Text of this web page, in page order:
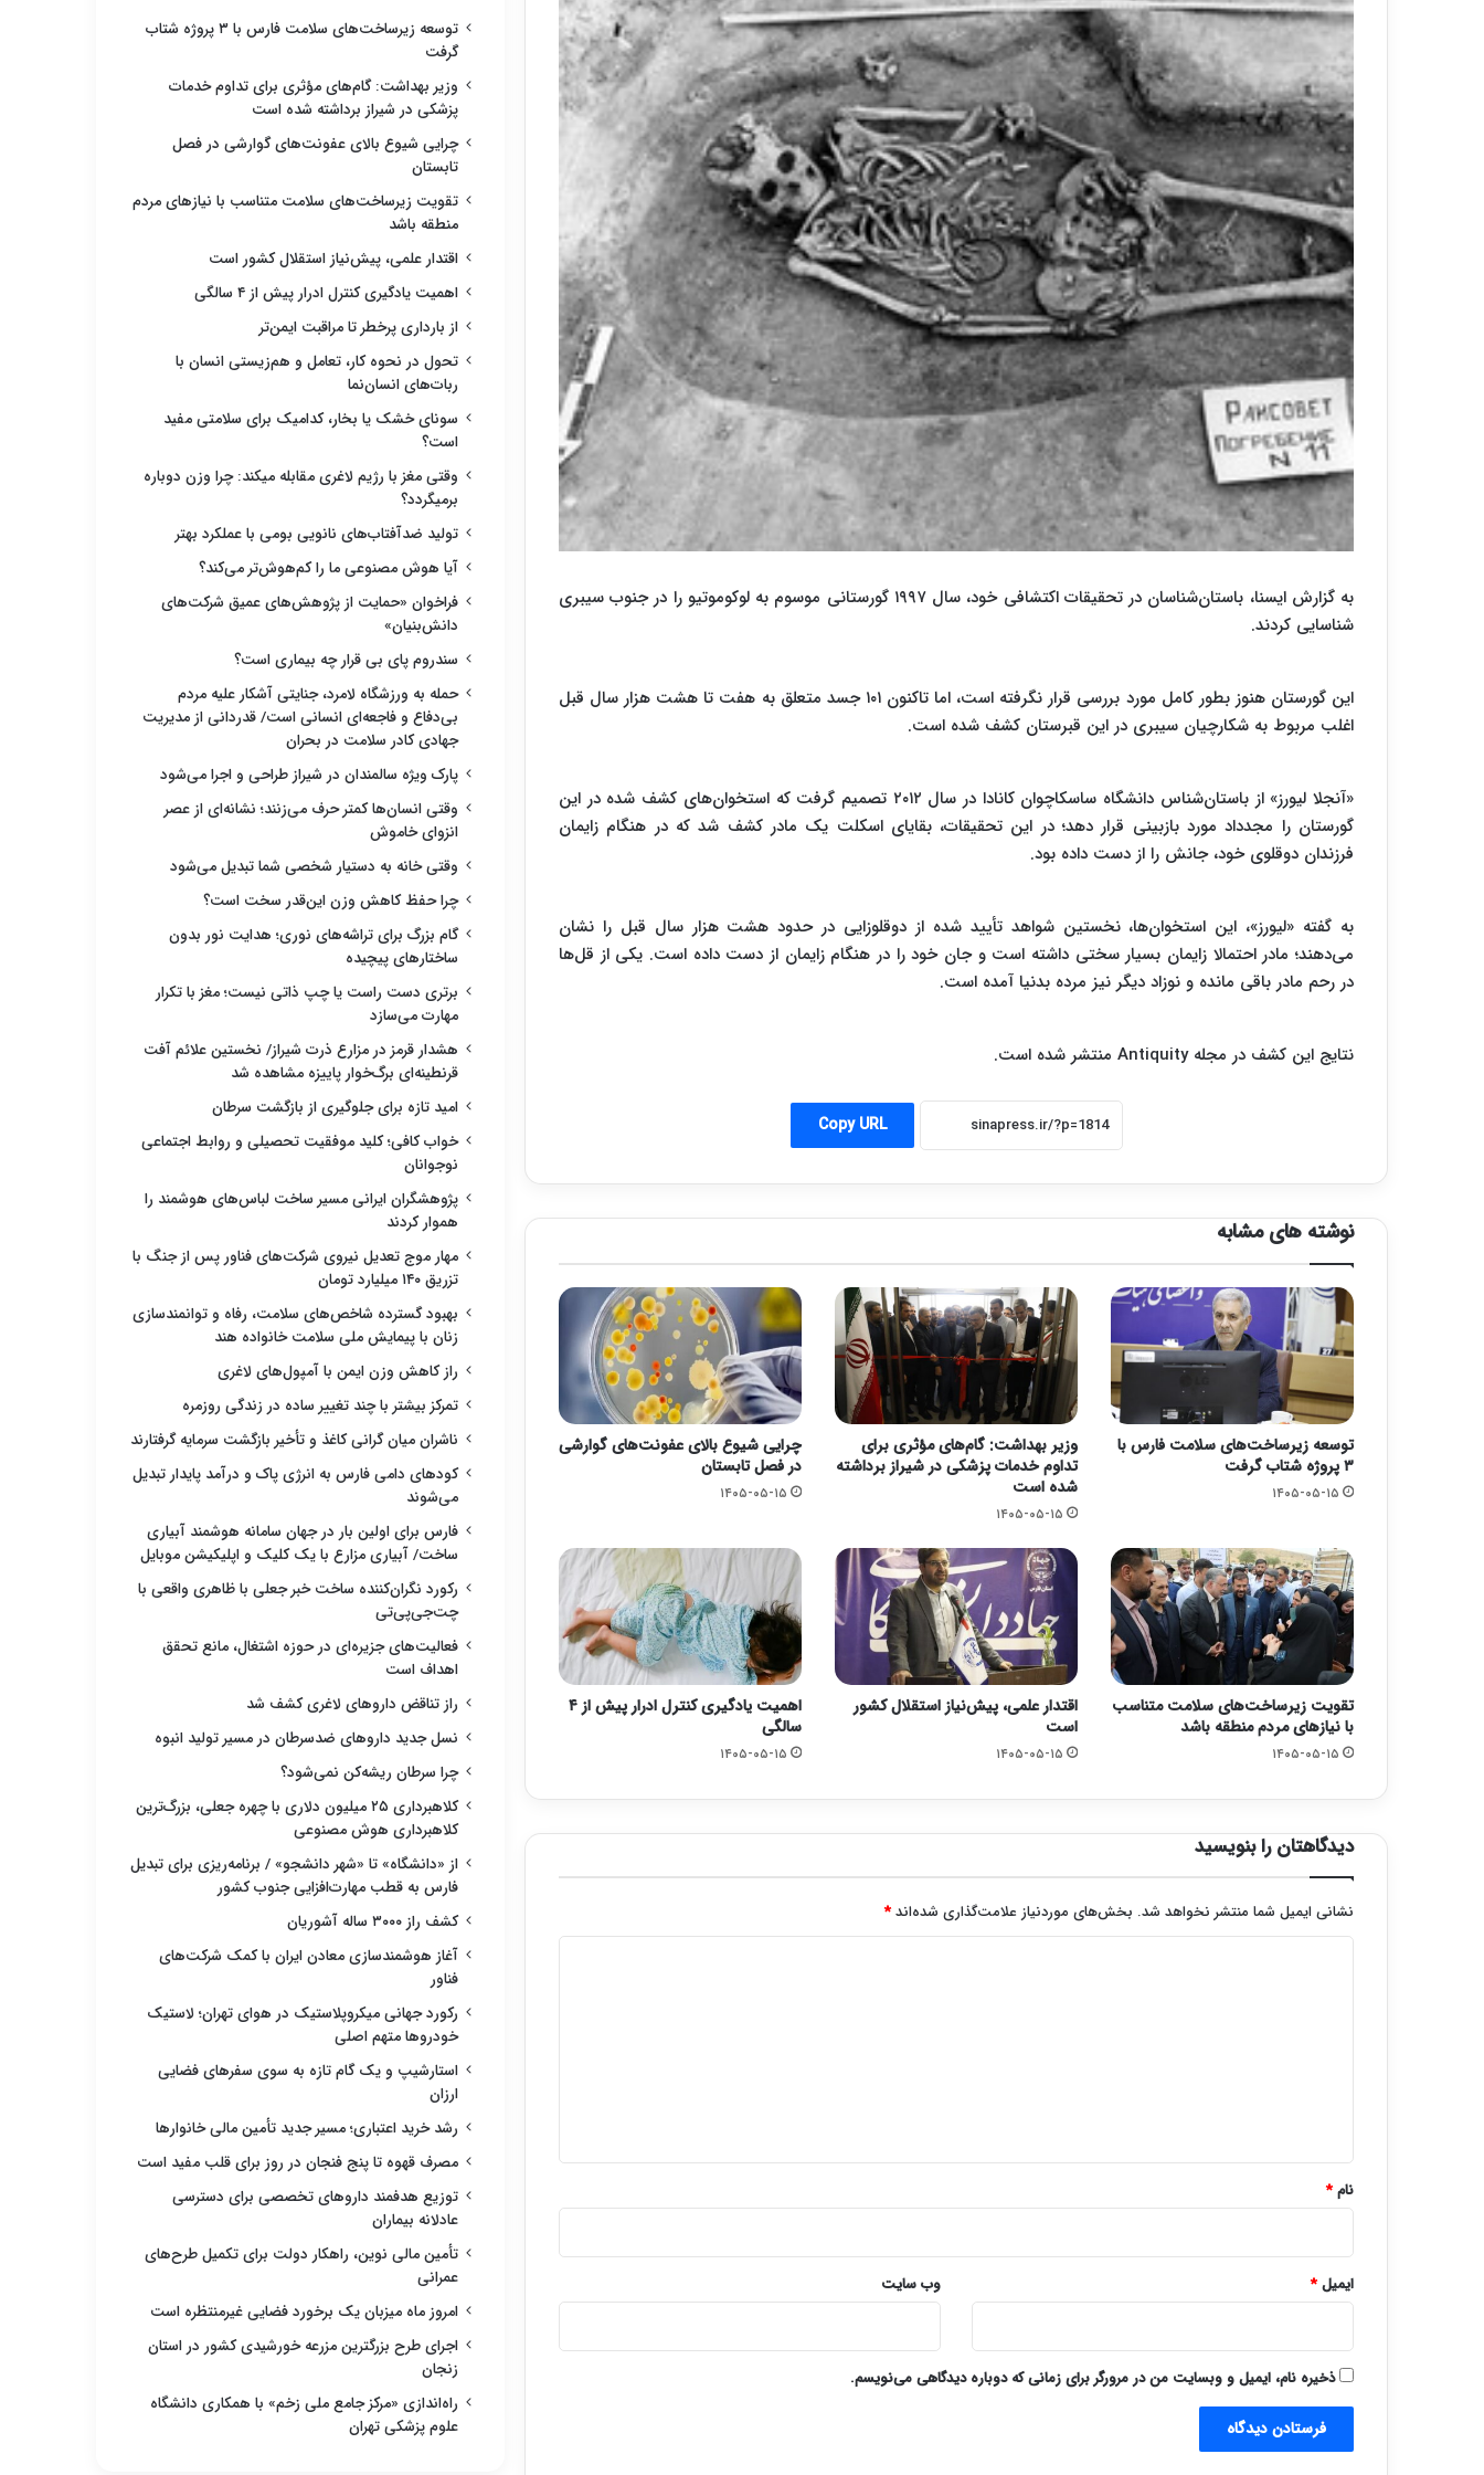
به گزارش ایسنا، باستان‌شناسان در تحقیقات اکتشافی خود، سال ۱۹۹۷ گورستانی موسوم به لوکوموتیو را در جنوب سیبری
شناسایی کردند.
این گورستان هنوز بطور کامل مورد بررسی قرار نگرفته است، اما تاکنون ۱۰۱ جسد متعلق به هفت تا هشت هزار سال قبل
اغلب مربوط به شکارچیان سیبری در این قبرستان کشف شده است.
«آنجلا لیورز» از باستان‌شناس دانشگاه ساسکاچوان کانادا در سال ۲۰۱۲ تصمیم گرفت که استخوان‌های کشف شده در این
گورستان را مجدداد مورد بازبینی قرار دهد؛ در این تحقیقات، بقایای اسکلت یک مادر کشف شد که در هنگام زایمان
فرزندان دوقلوی خود، جانش را از دست داده بود.
به گفته «لیورز»، این استخوان‌ها، نخستین شواهد تأیید شده از دوقلوزایی در حدود هشت هزار سال قبل را نشان
می‌دهند؛ مادر احتمالا زایمان بسیار سختی داشته است و جان خود را در هنگام زایمان از دست داده است. یکی از قل‌ها
در رحم مادر باقی مانده و نوزاد دیگر نیز مرده بدنیا آمده است.
نتایج این کشف در مجله Antiquity منتشر شده است.
Copy URL
نوشته های مشابه
توسعه زیرساخت‌های سلامت فارس با
۳ پروژه شتاب گرفت
۱۴۰۵-۰۵-۱۵
وزیر بهداشت: گام‌های مؤثری برای
تداوم خدمات پزشکی در شیراز برداشته
شده است
۱۴۰۵-۰۵-۱۵
چرایی شیوع بالای عفونت‌های گوارشی
در فصل تابستان
۱۴۰۵-۰۵-۱۵
تقویت زیرساخت‌های سلامت متناسب
با نیازهای مردم منطقه باشد
۱۴۰۵-۰۵-۱۵
اقتدار علمی، پیش‌نیاز استقلال کشور
است
۱۴۰۵-۰۵-۱۵
اهمیت یادگیری کنترل ادرار پیش از ۴
سالگی
۱۴۰۵-۰۵-۱۵
دیدگاهتان را بنویسید
نشانی ایمیل شما منتشر نخواهد شد. بخش‌های موردنیاز علامت‌گذاری شده‌اند*
نام*
ایمیل* وب‌ سایت
ذخیره نام، ایمیل و وبسایت من در مرورگر برای زمانی که دوباره دیدگاهی می‌نویسم.
توسعه زیرساخت‌های سلامت فارس با ۳ پروژه شتاب
گرفت
وزیر بهداشت: گام‌های مؤثری برای تداوم خدمات
پزشکی در شیراز برداشته شده است
چرایی شیوع بالای عفونت‌های گوارشی در فصل
تابستان
تقویت زیرساخت‌های سلامت متناسب با نیازهای مردم
منطقه باشد
اقتدار علمی، پیش‌نیاز استقلال کشور است
اهمیت یادگیری کنترل ادرار پیش از ۴ سالگی
از بارداری پرخطر تا مراقبت ایمن‌تر
تحول در نحوه کار، تعامل و هم‌زیستی انسان با
ربات‌های انسان‌نما
سونای خشک یا بخار، کدامیک برای سلامتی مفید
است؟
وقتی مغز با رژیم لاغری مقابله میکند: چرا وزن دوباره
برمیگردد؟
تولید ضدآفتاب‌های نانویی بومی با عملکرد بهتر
آیا هوش مصنوعی ما را کم‌هوش‌تر می‌کند؟
فراخوان «حمایت از پژوهش‌های عمیق شرکت‌های
دانش‌بنیان»
سندروم پای بی قرار چه بیماری است؟
حمله به ورزشگاه لامرد، جنایتی آشکار علیه مردم
بی‌دفاع و فاجعه‌ای انسانی است/ قدردانی از مدیریت
جهادی کادر سلامت در بحران
پارک ویژه سالمندان در شیراز طراحی و اجرا می‌شود
وقتی انسان‌ها کمتر حرف می‌زنند؛ نشانه‌ای از عصر
انزوای خاموش
وقتی خانه به دستیار شخصی شما تبدیل می‌شود
چرا حفظ کاهش وزن این‌قدر سخت است؟
گام بزرگ برای تراشه‌های نوری؛ هدایت نور بدون
ساختارهای پیچیده
برتری دست راست یا چپ ذاتی نیست؛ مغز با تکرار
مهارت می‌سازد
هشدار قرمز در مزارع ذرت شیراز/ نخستین علائم آفت
قرنطینه‌ای برگ‌خوار پاییزه مشاهده شد
امید تازه برای جلوگیری از بازگشت سرطان
خواب کافی؛ کلید موفقیت تحصیلی و روابط اجتماعی
نوجوانان
پژوهشگران ایرانی مسیر ساخت لباس‌های هوشمند را
هموار کردند
مهار موج تعدیل نیروی شرکت‌های فناور پس از جنگ با
تزریق ۱۴۰ میلیارد تومان
بهبود گسترده شاخص‌های سلامت، رفاه و توانمندسازی
زنان با پیمایش ملی سلامت خانواده هند
راز کاهش وزن ایمن با آمپول‌های لاغری
تمرکز بیشتر با چند تغییر ساده در زندگی روزمره
ناشران میان گرانی کاغذ و تأخیر بازگشت سرمایه گرفتارند
کودهای دامی فارس به انرژی پاک و درآمد پایدار تبدیل
می‌شوند
فارس برای اولین بار در جهان سامانه هوشمند آبیاری
ساخت/ آبیاری مزارع با یک کلیک و اپلیکیشن موبایل
رکورد نگران‌کننده ساخت خبر جعلی با ظاهری واقعی با
چت‌جی‌پی‌تی
فعالیت‌های جزیره‌ای در حوزه اشتغال، مانع تحقق
اهداف است
راز تناقض داروهای لاغری کشف شد
نسل جدید داروهای ضدسرطان در مسیر تولید انبوه
چرا سرطان ریشه‌کن نمی‌شود؟
کلاهبرداری ۲۵ میلیون دلاری با چهره جعلی، بزرگ‌ترین
کلاهبرداری هوش مصنوعی
از «دانشگاه» تا «شهر دانشجو» / برنامه‌ریزی برای تبدیل
فارس به قطب مهارت‌افزایی جنوب کشور
کشف راز ۳۰۰۰ ساله آشوریان
آغاز هوشمندسازی معادن ایران با کمک شرکت‌های
فناور
رکورد جهانی میکروپلاستیک در هوای تهران؛ لاستیک
خودروها متهم اصلی
استارشیپ و یک گام تازه به سوی سفرهای فضایی
ارزان
رشد خرید اعتباری؛ مسیر جدید تأمین مالی خانوارها
مصرف قهوه تا پنج فنجان در روز برای قلب مفید است
توزیع هدفمند داروهای تخصصی برای دسترسی
عادلانه بیماران
تأمین مالی نوین، راهکار دولت برای تکمیل طرح‌های
عمرانی
امروز ماه میزبان یک برخورد فضایی غیرمنتظره است
اجرای طرح بزرگترین مزرعه خورشیدی کشور در استان
زنجان
راه‌اندازی «مرکز جامع ملی زخم» با همکاری دانشگاه
علوم پزشکی تهران